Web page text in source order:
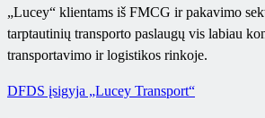
„Lucey“ klientams iš FMCG ir pakavimo
tarptautinių transporto paslaugų vis labiau
transportavimo ir logistikos rinkoje.
DFDS įsigyja „Lucey Transport“